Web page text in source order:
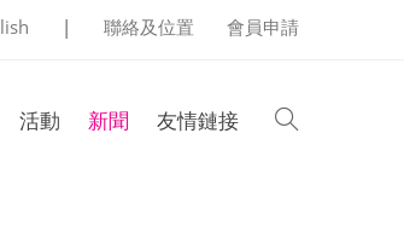
| 聯絡及位置 會員申請
活動 新聞 友情鏈接